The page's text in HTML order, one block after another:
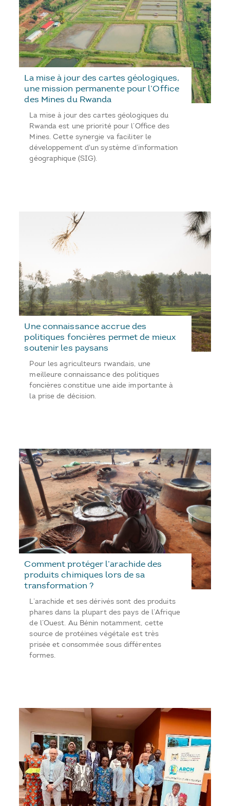
La mise à jour des cartes géologiques,
une mission permanente pour l’Office
des Mines du Rwanda
La mise à jour des cartes géologiques du
Rwanda est une priorité pour l’Office des
Mines. Cette synergie va faciliter le
développement d'un système d’information
géographique (SIG).
Une connaissance accrue des
politiques foncières permet de mieux
soutenir les paysans
Pour les agriculteurs rwandais, une
meilleure connaissance des politiques
foncières constitue une aide importante à
la prise de décision.
Comment protéger l’arachide des
produits chimiques lors de sa
transformation ?
L’arachide et ses dérivés sont des produits
phares dans la plupart des pays de l’Afrique
de l’Ouest. Au Bénin notamment, cette
source de protéines végétale est très
prisée et consommée sous différentes
formes.